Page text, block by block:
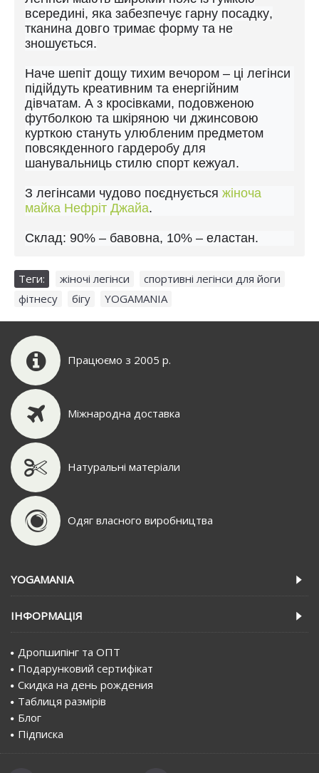
всередині, яка забезпечує гарну посадку,
тканина довго тримає форму та не
зношується.
Наче шепіт дощу тихим вечором – ці легінси
підійдуть креативним та енергійним
дівчатам. А з кросівками, подовженою
футболкою та шкіряною чи джинсовою
курткою стануть улюбленим предметом
повсякденного гардеробу для
шанувальниць стилю спорт кежуал.
З легінсами чудово поєднується жіноча
майка Нефріт Джайа.
Склад: 90% – бавовна, 10% – еластан.
Теги: жіночі легінси спортивні легінси для йоги
фітнесу
бігу YOGAMANIA
Працюємо з 2005 р.
Міжнародна доставка
Натуральні матеріали
Одяг власного виробництва
YOGAMANIA
IНФОРМАЦIЯ
Дропшипінг та ОПТ
Подарунковий сертифiкат
Скидка на день рождения
Таблиця размірів
Блог
Пiдписка